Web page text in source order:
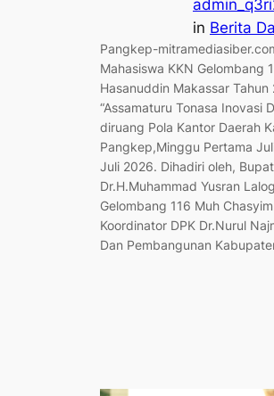
in Berita
Pangkep-
Mahasiswa KKN Gelombang
Hasanuddin Makassar
“Assamaturu Tonasa Inovasi
diruang Pola Kantor Daerah
Pangkep,Minggu Pertama
Juli 2026. Dihadiri oleh,
Dr.H.Muhammad Yusran
Gelombang 116 Muh
Koordinator DPK Dr.Nurul
Dan Pembangunan